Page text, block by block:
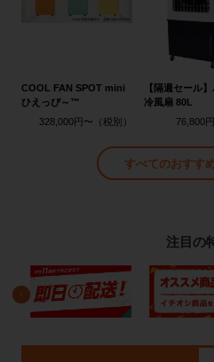
COOL FAN SPOT mini
ひえっぴ～™
328,000円〜
【隔週セール
冷風扇 80L
76,800円
すべてのおすす
注目の